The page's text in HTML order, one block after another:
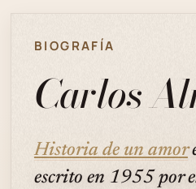
BIOGRAFÍA
Carlos
Historia de un amor
escrito en 1955 por